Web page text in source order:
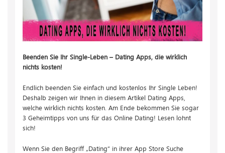
Beenden Sie Ihr Single-Leben – Dating Apps, die wirklich
nichts kosten!
Endlich beenden Sie einfach und kostenlos Ihr Single Leben!
Deshalb zeigen wir Ihnen in diesem Artikel Dating Apps,
welche wirklich nichts kosten. Am Ende bekommen Sie sogar
3 Geheimtipps von uns für das Online Dating! Lesen lohnt
sich!
Wenn Sie den Begriff „Dating“ in ihrer App Store Suche